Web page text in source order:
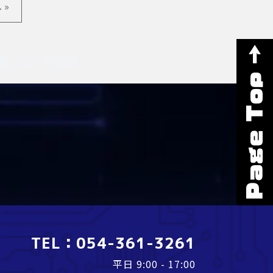
»
Page Top →
TEL： 054-361-3261
平日 9:00 - 17:00